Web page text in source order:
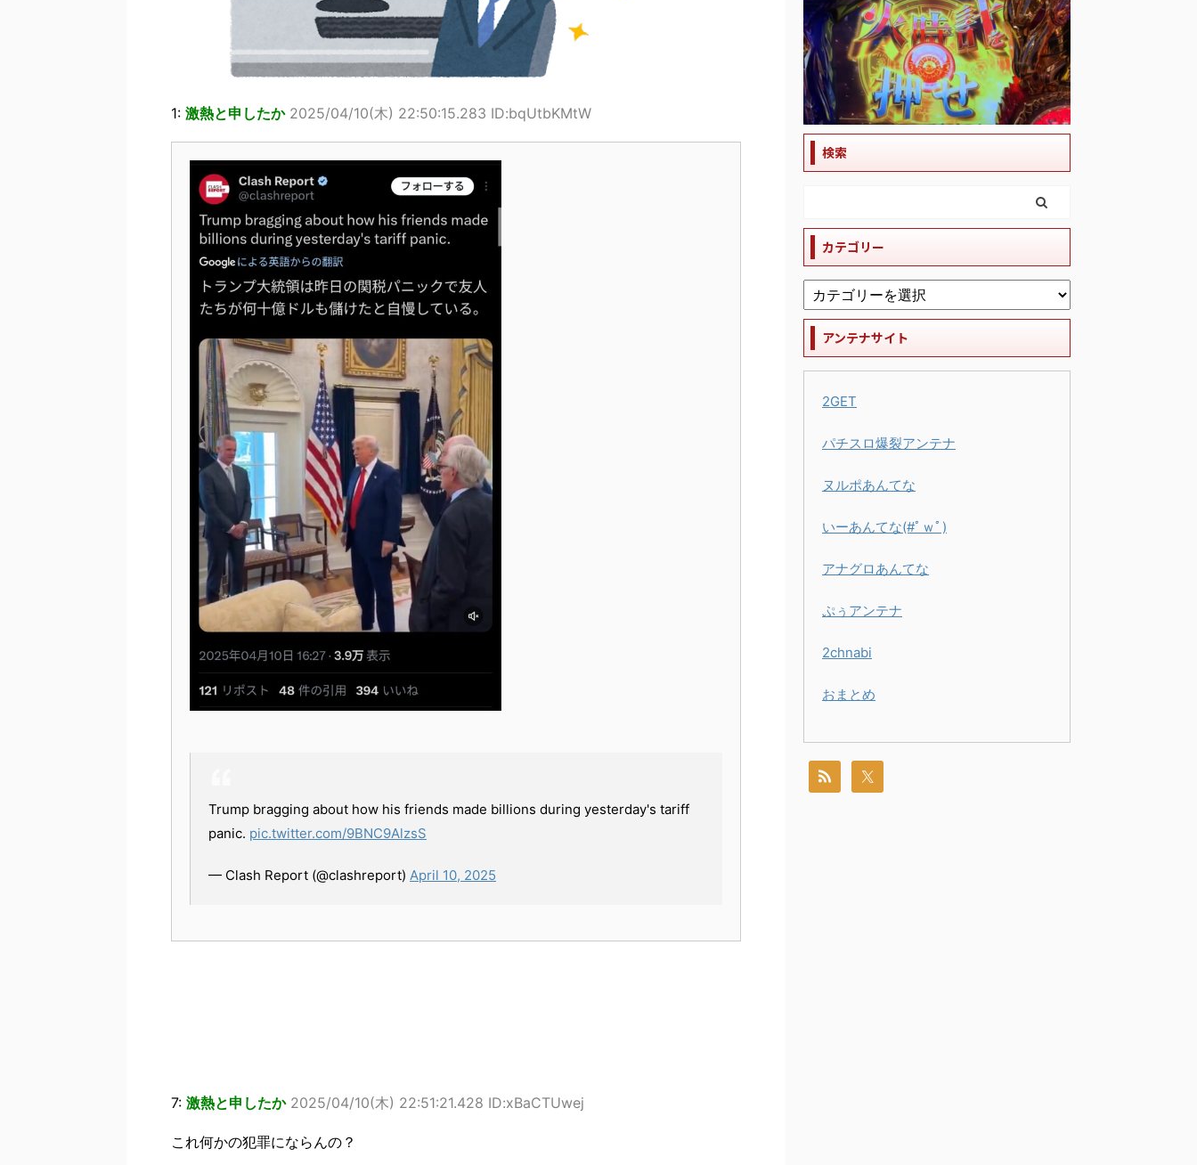
1: 激熱と申したか 2025/04/10(木) 22:50:15.283 ID:bqUtbKMtW
Trump bragging about how his friends made billions during yesterday's tariff
panic. pic.twitter.com/9BNC9AlzsS
— Clash Report (@clashreport) April 10, 2025
7: 激熱と申したか 2025/04/10(木) 22:51:21.428 ID:xBaCTUwej
これ何かの犯罪にならんの？
検索
カテゴリー
アンテナサイト
2GET
パチスロ爆裂アンテナ
ヌルポあんてな
いーあんてな(#ﾟｗﾟ)
アナグロあんてな
ぷぅアンテナ
2chnabi
おまとめ